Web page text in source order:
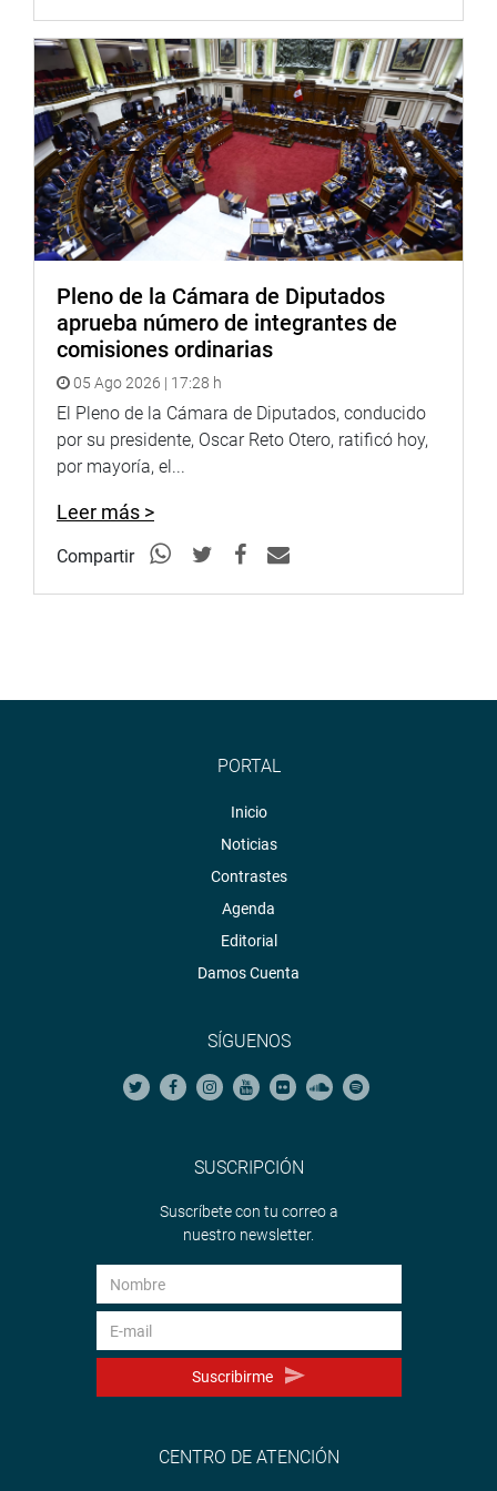
Dirección General de Capitanías y Guardacostas, la
Autoridad Marítima Nacional, Marina de Guerra del Perú y
del Estado peruano.
La visita está prevista para el 2 de marzo hasta el 11 del
mismo mes del presente año, según sostuvo la presidenta
del grupo de trabajo parlamentario, Patricia Chirinos
Venegas (Avanza País), quien se encargó de la
sustentación de las dos propuestas.
OFICINA DE COMUNICACIONES E IMAGEN
INSTITUCIONAL
Pleno de la Cámara de Diputados
aprueba número de integrantes de
comisiones ordinarias
05 Ago 2026 | 17:28 h
El Pleno de la Cámara de Diputados, conducido
por su presidente, Oscar Reto Otero, ratificó hoy,
por mayoría, el...
Leer más >
Compartir
PORTAL
Inicio
Noticias
Contrastes
Agenda
Editorial
Damos Cuenta
SÍGUENOS
SUSCRIPCIÓN
Suscríbete con tu correo a
nuestro newsletter.
Suscribirme
CENTRO DE ATENCIÓN